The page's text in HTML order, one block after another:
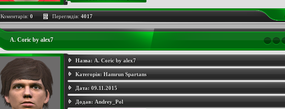
Коментарів: 0 Переглядів: 4017
A. Coric by alex7
Назва: A. Coric by alex7
Категорія: Hamrun Spartans
Дата: 09.11.2015
Додав: Andrey_Pol